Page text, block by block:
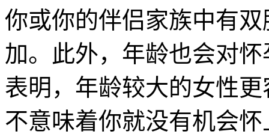
你或你的伴侣家族中有
加。此外，年龄也会对
表明，年龄较大的女性
不意味着你就没有机会